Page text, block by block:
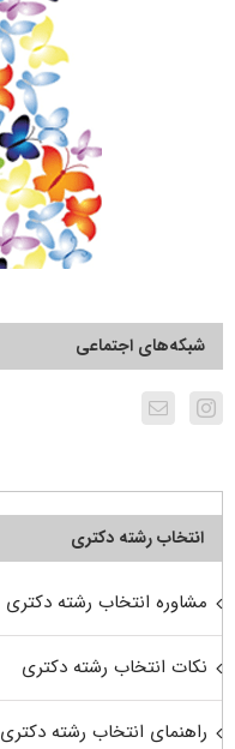
شبکه‌های اجتماعی
انتخاب رشته دکتری
مشاوره انتخاب رشته دکتری
نکات انتخاب رشته دکتری
راهنمای انتخاب رشته دکتری